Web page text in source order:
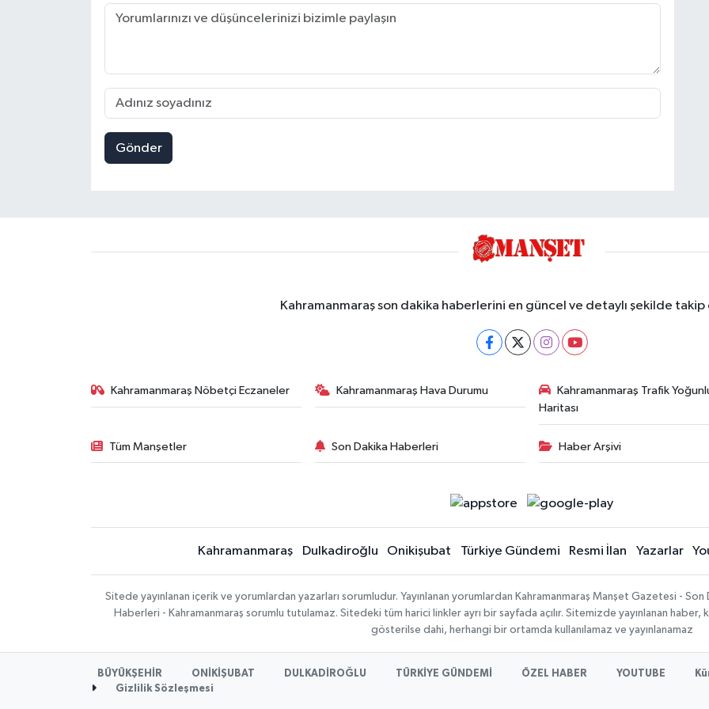
Gönder
Kahramanmaraş son dakika haberlerini en güncel ve detaylı şekilde
Kahramanmaraş Nöbetçi Eczaneler Kahramanmaraş Hava Durumu
Kahramanmaraş Trafik
Haritası
Tüm Manşetler Son Dakika Haberleri Haber Arşivi
Kahramanmaraş Dulkadiroğlu Onikişubat Türkiye Gündemi Resmi İlan Yazarlar
Sitede yayınlanan içerik ve yorumlardan yazarları sorumludur. Yayınlanan yorumlardan Kahramanmaraş Manşet Gazetesi -
Haberleri - Kahramanmaraş sorumlu tutulamaz. Sitedeki tüm harici linkler ayrı bir sayfada açılır. Sitemizde yayınlanan haber,
gösterilse dahi, herhangi bir ortamda kullanılamaz ve yayınlanamaz
BÜYÜKŞEHİR ONİKİŞUBAT DULKADİROĞLU TÜRKİYE GÜNDEMİ ÖZEL HABER YOUTUBE
Gizlilik Sözleşmesi